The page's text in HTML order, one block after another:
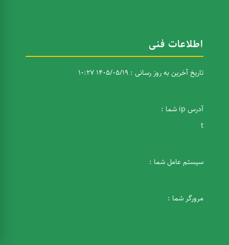
اطلاعات فنی
تاریخ آخرین به روز رسانی : 1405/05/19 10:27
آدرس ip شما :
t
سیستم عامل شما :
مرورگر شما :